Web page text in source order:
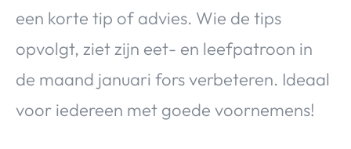
Over Valerie
Over Valerie
De Top 5
een korte tip of advies. Wie de tips
opvolgt, ziet zijn eet- en leefpatroon in
de maand januari fors verbeteren. Ideaal
voor iedereen met goede voornemens!